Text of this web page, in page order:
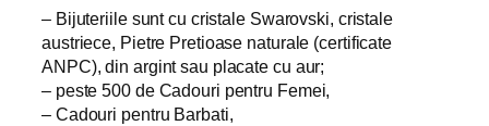
– Bijuteriile sunt cu cristale Swarovski, cristale
austriece, Pietre Pretioase naturale (certificate
ANPC), din argint sau placate cu aur;
– peste 500 de Cadouri pentru Femei,
– Cadouri pentru Barbati,